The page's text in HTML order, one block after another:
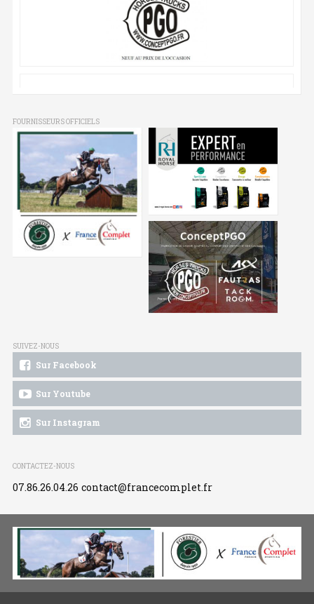
FOURNISSEURS OFFICIELS
SUIVEZ-NOUS
Sur Facebook
Sur Youtube
Sur Instagram
CONTACTEZ-NOUS
07.86.26.04.26 contact@francecomplet.fr